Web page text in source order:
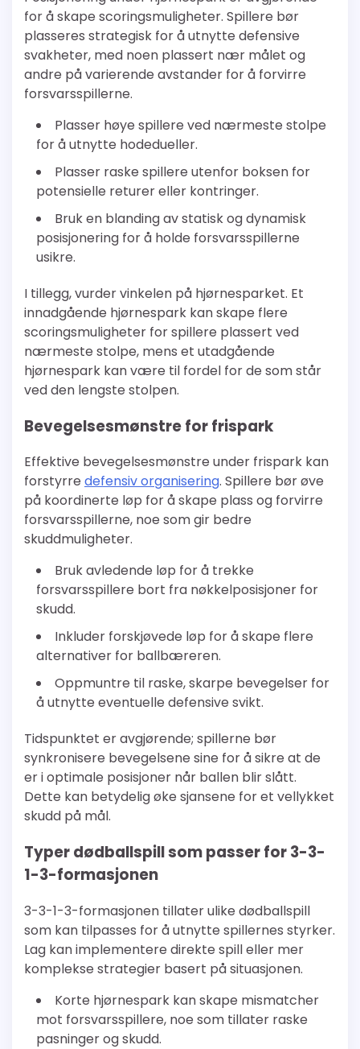
for å skape scoringsmuligheter. Spillere bør
plasseres strategisk for å utnytte defensive
svakheter, med noen plassert nær målet og
andre på varierende avstander for å forvirre
forsvarsspillerne.
Plasser høye spillere ved nærmeste stolpe
for å utnytte hodedueller.
Plasser raske spillere utenfor boksen for
potensielle returer eller kontringer.
Bruk en blanding av statisk og dynamisk
posisjonering for å holde forsvarsspillerne
usikre.
I tillegg, vurder vinkelen på hjørnesparket. Et
innadgående hjørnespark kan skape flere
scoringsmuligheter for spillere plassert ved
nærmeste stolpe, mens et utadgående
hjørnespark kan være til fordel for de som står
ved den lengste stolpen.
Bevegelsesmønstre for frispark
Effektive bevegelsesmønstre under frispark kan
forstyrre defensiv organisering. Spillere bør øve
på koordinerte løp for å skape plass og forvirre
forsvarsspillerne, noe som gir bedre
skuddmuligheter.
Bruk avledende løp for å trekke
forsvarsspillere bort fra nøkkelposisjoner for
skudd.
Inkluder forskjøvede løp for å skape flere
alternativer for ballbæreren.
Oppmuntre til raske, skarpe bevegelser for
å utnytte eventuelle defensive svikt.
Tidspunktet er avgjørende; spillerne bør
synkronisere bevegelsene sine for å sikre at de
er i optimale posisjoner når ballen blir slått.
Dette kan betydelig øke sjansene for et vellykket
skudd på mål.
Typer dødballspill som passer for 3-3-
1-3-formasjonen
3-3-1-3-formasjonen tillater ulike dødballspill
som kan tilpasses for å utnytte spillernes styrker.
Lag kan implementere direkte spill eller mer
komplekse strategier basert på situasjonen.
Korte hjørnespark kan skape mismatcher
mot forsvarsspillere, noe som tillater raske
pasninger og skudd.